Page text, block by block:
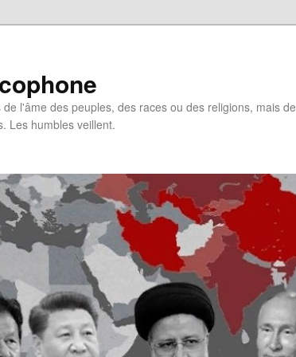
l'âme des peuples, des races ou des religions, mais de
Les humbles veillent.